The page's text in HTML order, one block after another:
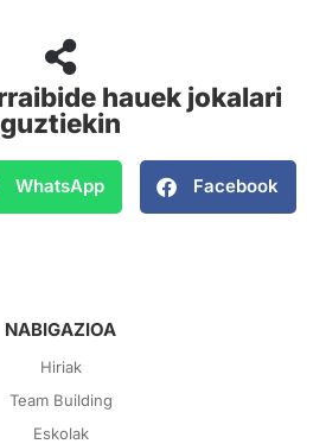
hauek jokalari
guztiekin
WhatsApp Facebook
NABIGAZIOA
Hiriak
Team Building
Eskolak